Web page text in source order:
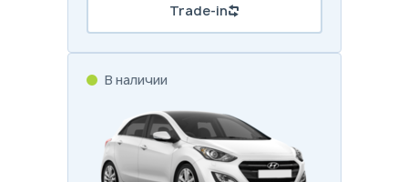
Trade-in
В наличии